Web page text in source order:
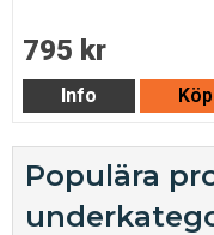
795 kr
Info Köp
Populära